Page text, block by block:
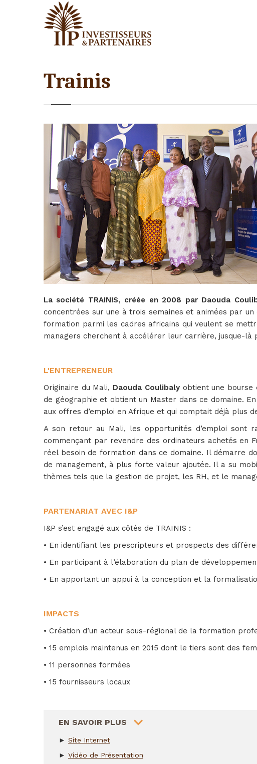
Trainis
La société TRAINIS, créée en 2008 par Daouda
concentrées sur une à trois semaines et animées par
formation parmi les cadres africains qui veulent se
managers cherchent à accélérer leur carrière, jusque-
L'ENTREPRENEUR
Originaire du Mali, Daouda Coulibalyobtient une bourse
de géographie et obtient un Master dans ce domaine.
aux offres d’emploi en Afrique et qui comptait déjà plus
A son retour au Mali, les opportunités d’emploi sont
commençant par revendre des ordinateurs achetés en
réel besoin de formation dans ce domaine. Il démarre
de management, à plus forte valeur ajoutée. Il a su
thèmes tels que la gestion de projet, les RH, et le
PARTENARIAT AVEC I&P
I&P s’est engagé aux côtés de TRAINIS :
• En identifiant les prescripteurs et prospects des
• En participant à l’élaboration du plan de
• En apportant un appui à la conception et la
IMPACTS
• Création d’un acteur sous-régional de la formation
• 15 emplois maintenus en 2015 dont le tiers sont des
• 11 personnes formées
• 15 fournisseurs locaux
HIDE
EN SAVOIR PLUS
► Site Internet
► Vidéo de Présentation